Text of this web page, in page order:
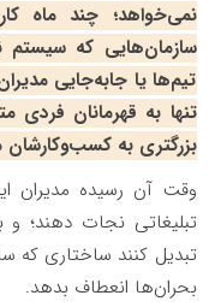
نمی‌خواهد؛ چند ماه
سازمان‌هایی که سیستم
تیم‌ها یا جابه‌جایی
تنها به قهرمانان فردی
بزرگتری به کسب‌وکارشان
وقت آن رسیده مدیران
تبلیغاتی نجات دهند؛ و
تبدیل کنند ساختاری که
بحران‌ها انعطاف بدهد.